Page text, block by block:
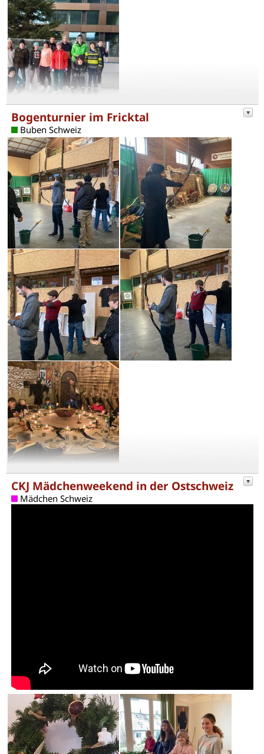
Bogenturnier im Fricktal
Buben Schweiz
CKJ Mädchenweekend in der Ostschweiz
Mädchen Schweiz